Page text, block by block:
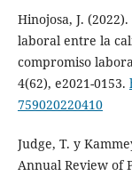
Hinojosa, J.
laboral entre la
compromiso
4(62), e2021-0153.
759020220410
Judge, T. y
Annual Review of